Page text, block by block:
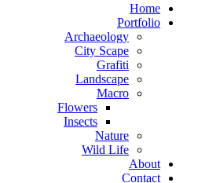
Home
Portfolio
Archaeology
City Scape
Grafiti
Landscape
Macro
Flowers
Insects
Nature
Wild Life
About
Contact